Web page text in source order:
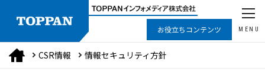
お役立ちコンテンツ MENU
CSR情報 情報セキュリティ方針